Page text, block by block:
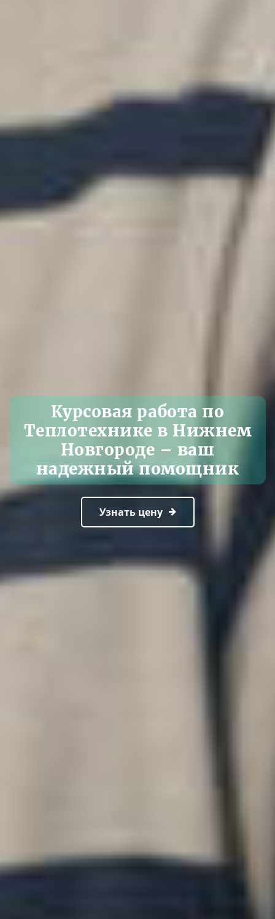
Курсовая работа по
Теплотехнике в Нижнем
Новгороде – ваш
надежный помощник
Узнать цену